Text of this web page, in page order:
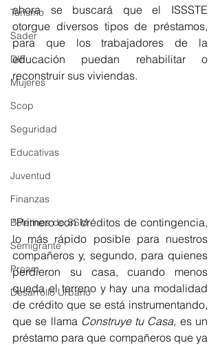
Turismo
Sader
DIF
Mujeres
Scop
Seguridad
Educativas
Juventud
Finanzas
Boletines de SSM
Semigrante
Proam
Desarrollo Urbano
ahora se buscará que el ISSSTE
otorgue diversos tipos de préstamos,
para que los trabajadores de la
educación puedan rehabilitar o
reconstruir sus viviendas.
“Primero con créditos de contingencia,
lo más rápido posible para nuestros
compañeros y, segundo, para quienes
perdieron su casa, cuando menos
queda el terreno y hay una modalidad
de crédito que se está instrumentando,
que se llama Construye tu Casa, es un
préstamo para que compañeros que ya